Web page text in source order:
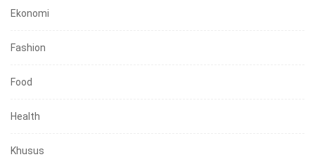
Ekonomi
Fashion
Food
Health
Khusus